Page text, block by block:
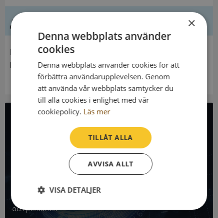
Innehavare
M E Lignells Fond Nr 2
All företagsdata i API
Få all denna företagsinformation i Syna API
Syna API är ett blixtsnabbt API där du kan hämta
registrerade företagsuppgifter, betalningsanmärkningar,
skatteuppgifter och mycket mer på alla Sveriges företag
och personer.
×
Denna webbplats använder
cookies
Denna webbplats använder cookies för att
förbättra användarupplevelsen. Genom
att använda vår webbplats samtycker du
till alla cookies i enlighet med vår
cookiepolicy. Läs mer
TILLÅT ALLA
AVVISA ALLT
VISA DETALJER
Strikt
Prestanda Inriktning